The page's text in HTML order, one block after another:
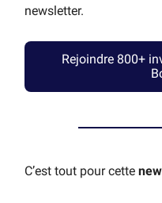
newsletter.
Rejoindre 800+
C’est tout pour cette